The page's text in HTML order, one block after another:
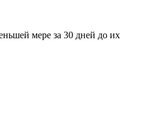
мере за 30 дней до их